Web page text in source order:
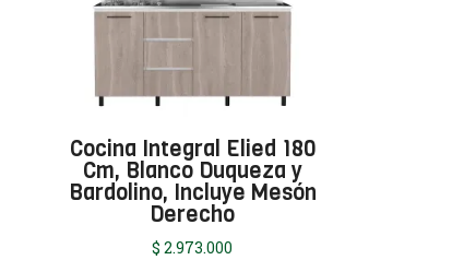
Cocina Integral Elied 180
Cm, Blanco Duqueza y
Bardolino, Incluye Mesón
Derecho
$ 2.973.000